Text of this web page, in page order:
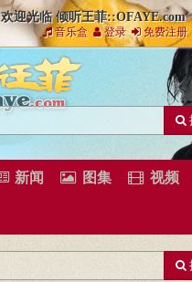
欢迎光临 倾听王菲::OFAYE.com
音乐盒 登录 免费注册
新闻 图集 视频